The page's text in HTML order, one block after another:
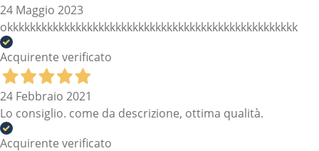
24 Maggio 2023
okkkkkkkkkkkkkkkkkkkkkkkkkkkkkkkkkkkkkkkkkkkkkkkkkkk
Acquirente verificato
24 Febbraio 2021
Lo consiglio. come da descrizione, ottima qualità.
Acquirente verificato